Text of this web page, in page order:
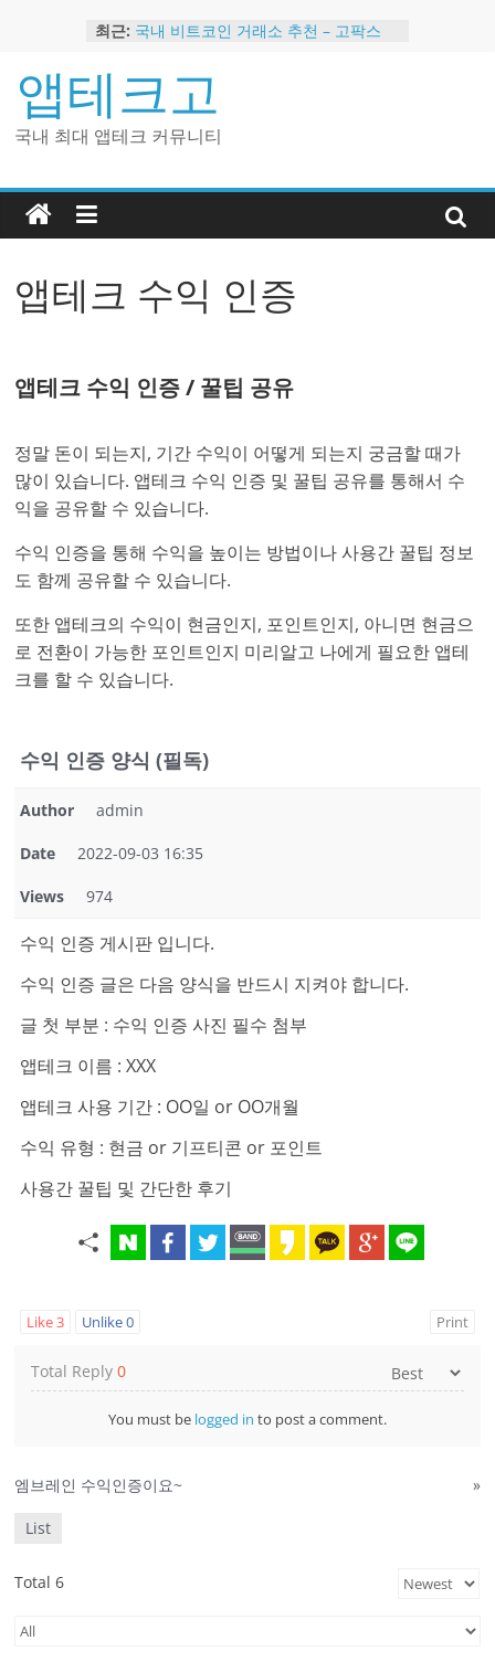
content
최근: 국내 비트코인 거래소 추천 – 고팍스
트
2024 강력히 추천하는 은행 멤버십 현
금 앱테크
해외 코인 거래소 추천 순위 BEST 2
앱테크고
국내 최대 앱테크 커뮤니티
앱테크 수익 인증
앱테크 수익 인증 / 꿀팁 공유
정말 돈이 되는지, 기간 수익이 어떻게 되는지 궁금할 때가
많이 있습니다. 앱테크 수익 인증 및 꿀팁 공유를 통해서 수
익을 공유할 수 있습니다.
수익 인증을 통해 수익을 높이는 방법이나 사용간 꿀팁 정보
도 함께 공유할 수 있습니다.
또한 앱테크의 수익이 현금인지, 포인트인지, 아니면 현금으
로 전환이 가능한 포인트인지 미리알고 나에게 필요한 앱테
크를 할 수 있습니다.
수익 인증 양식 (필독)
Author admin
Date 2022-09-03 16:35
Views 974
수익 인증 게시판 입니다.
수익 인증 글은 다음 양식을 반드시 지켜야 합니다.
글 첫 부분 : 수익 인증 사진 필수 첨부
앱테크 이름 : XXX
앱테크 사용 기간 : OO일 or OO개월
수익 유형 : 현금 or 기프티콘 or 포인트
사용간 꿀팁 및 간단한 후기
Like3 Unlike0 Print
Total Reply0
You must be logged in to post a comment.
엠브레인 수익인증이요~ »
List
Total 6